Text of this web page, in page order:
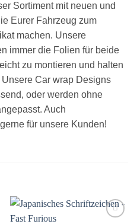
Sortiment mit neuen und
Eurer Fahrzeug zum
machen. Unsere
immer die Folien für beide
zu montieren und halten
Car wrap Designs
oder werden ohne
Auch
für unsere Kunden!